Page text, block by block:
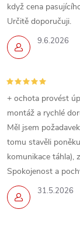
9.6.2026
když cena
Určitě doporučuji.
31.5.2026
+ ochota provést
montáž a rychlé
Měl jsem
tomu stavěli
komunikace táhla),
Spokojenost a